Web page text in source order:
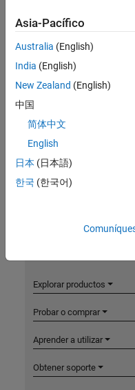
Asia-Pacífico
Australia (English)
India (English)
New Zealand (English)
中国
简体中文
English
日本 (日本語)
한국 (한국어)
Explorar productos
Probar o comprar
Aprender a utilizar
Obtener soporte